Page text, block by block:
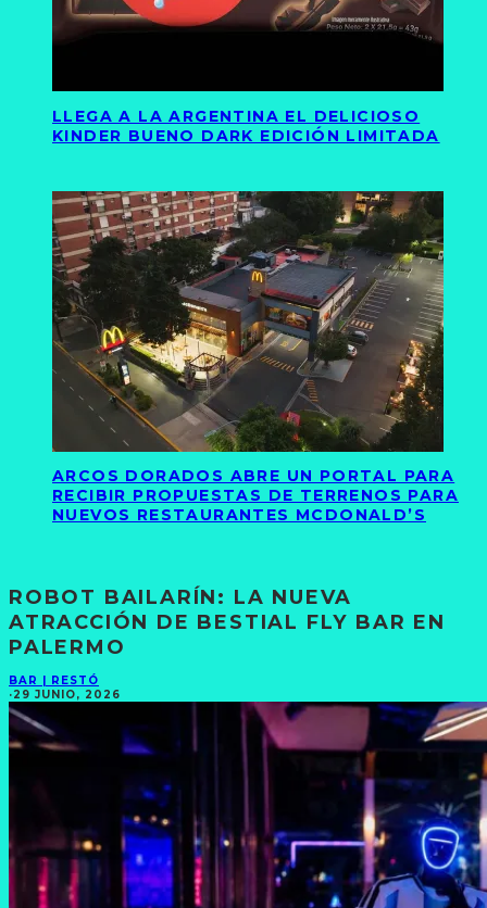
LLEGA A LA ARGENTINA EL DELICIOSO
KINDER BUENO DARK EDICIÓN LIMITADA
ARCOS DORADOS ABRE UN PORTAL PARA
RECIBIR PROPUESTAS DE TERRENOS PARA
NUEVOS RESTAURANTES MCDONALD’S
ROBOT BAILARÍN: LA NUEVA
ATRACCIÓN DE BESTIAL FLY BAR EN
PALERMO
BAR | RESTÓ
·29 JUNIO, 2026